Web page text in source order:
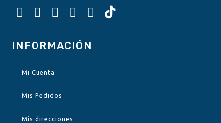
INFORMACIÓN
Mi Cuenta
Mis Pedidos
Mis direcciones